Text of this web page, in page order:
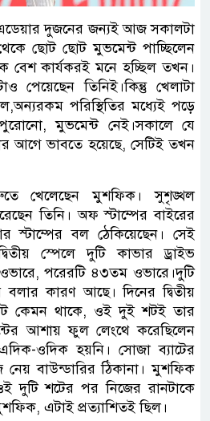
দুজনের জন্যই আজ সকালটা
ছোট ছোট মুভমেন্ট পাচ্ছিলেন
বেশ কার্যকরই মনে হচ্ছিল তখন।
পেয়েছেন তিনিই।কিন্তু খেলাটা
পরিস্থিতির মধ্যেই পড়ে
মুভমেন্ট নেই।সকালে যে
আগে ভাবতে হয়েছে, সেটিই তখন
খেলেছেন মুশফিক। সুশৃঙ্খল
তিনি। অফ স্টাম্পের বাইরের
স্টাম্পের বল ঠেকিয়েছেন। সেই
স্পেলে দুটি কাভার ড্রাইভ
পরেরটি ৪৩তম ওভারে।দুটি
কারণ আছে। দিনের দ্বিতীয়
কেমন থাকে, ওই দুই শটই তার
আশায় ফুল লেংথে করেছিলেন
ওদিক হয়নি। সোজা ব্যাটের
বাউন্ডারির ঠিকানা। মুশফিক
দুটি শটের পর নিজের রানটাকে
এটাই প্রত্যাশিতই ছিল।